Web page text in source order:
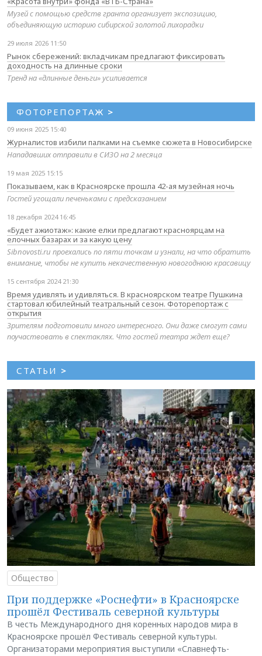
Музей с помощью средств гранта организует экспозицию,
объединяющую историю сибирской золотой лихорадки
29 июля 2026 11:50
Рынок сбережений: вкладчикам предлагают фиксировать
доходность на длинные сроки
Тренд на «длинные деньги» усиливается
ФОТОРЕПОРТАЖ >
09 июня 2025 15:40
Журналистов избили палками на съемке сюжета в Новосибирске
Нападавших отправили в СИЗО на 2 месяца
19 мая 2025 15:15
Показываем, как в Красноярске прошла 42-ая музейная ночь
Гостей угощали печеньками с предсказанием
18 декабря 2024 16:45
«Будет ажиотаж»: какие елки предлагают красноярцам на
елочных базарах и за какую цену
Sibnovosti.ru проехались по пяти точкам и узнали, на что обратить
внимание, чтобы не купить некачественную новогоднюю красавицу
15 сентября 2024 21:30
Время удивлять и удивляться. В красноярском театре Пушкина
стартовал юбилейный театральный сезон. Фоторепортаж с
открытия
Зрителям подготовили много интересного. Они даже смогут сами
поучаствовать в спектаклях. Что гостей театра ждет еще?
СТАТЬИ >
Общество
При поддержке «Роснефти» в Красноярске
прошёл Фестиваль северной культуры
В честь Международного дня коренных народов мира в
Красноярске прошёл Фестиваль северной культуры.
Организаторами мероприятия выступили «Славнефть-